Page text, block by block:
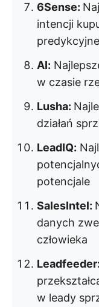
6Sense:
intencji
AI:
w czasie
Lusha:
działań
LeadIQ:
potencjale
SalesIntel:
danych
człowieka
Leadfeeder:
w leady